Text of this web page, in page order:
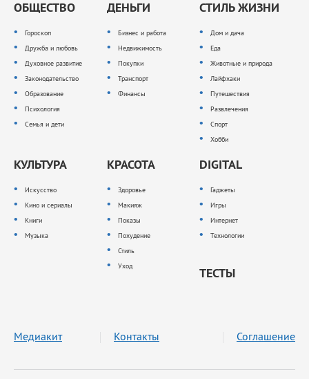
ОБЩЕСТВО
Гороскоп
Дружба и любовь
Духовное развитие
Законодательство
Образование
Психология
Семья и дети
ДЕНЬГИ
Бизнес и работа
Недвижимость
Покупки
Транспорт
Финансы
СТИЛЬ ЖИЗНИ
Дом и дача
Еда
Животные и природа
Лайфхаки
Путешествия
Развлечения
Спорт
Хобби
КУЛЬТУРА
Искусство
Кино и сериалы
Книги
Музыка
КРАСОТА
Здоровье
Макияж
Показы
Похудение
Стиль
Уход
DIGITAL
Гаджеты
Игры
Интернет
Технологии
ТЕСТЫ
Медиакит Контакты Соглашение